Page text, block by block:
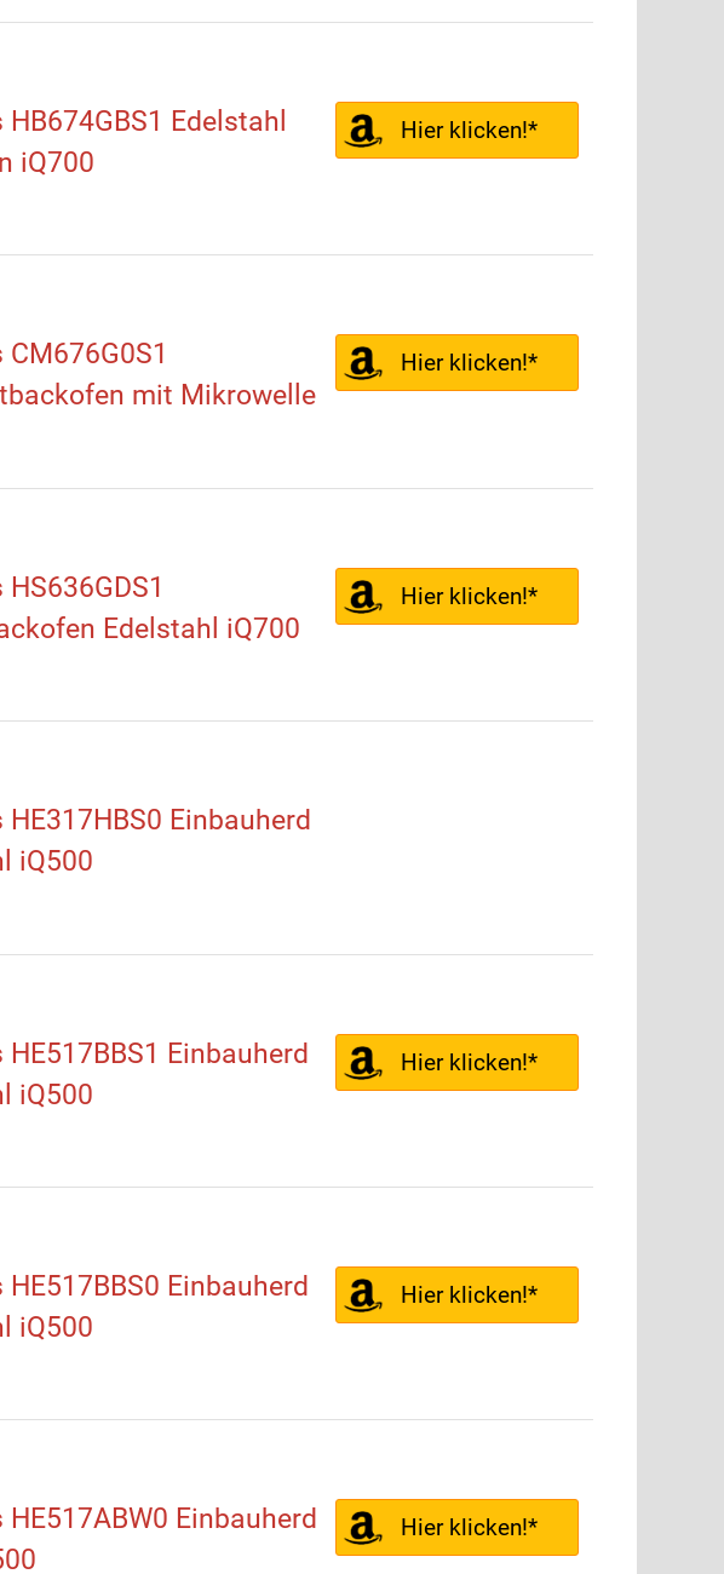
HB674GBS1 Edelstahl
iQ700
Hier klicken!*
CM676G0S1
mit Mikrowelle
Hier klicken!*
Edelstahl iQ700
Hier klicken!*
HE317HBS0 Einbauherd
iQ500
HE517BBS1 Einbauherd
iQ500
Hier klicken!*
HE517BBS0 Einbauherd
iQ500
Hier klicken!*
HE517ABW0 Einbauherd
Hier klicken!*